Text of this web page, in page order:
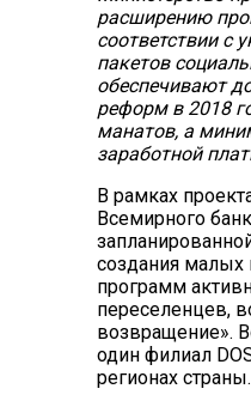
расширению
соответствии с
пакетов
обеспечивают
реформ в 2018
манатов, а
заработной
В рамках
Всемирного
создания малых
программ
переселенцев,
возвращение».
один филиал
регионах страны.